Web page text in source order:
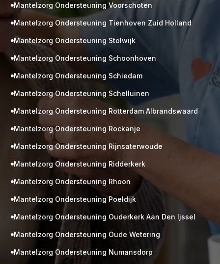
 Mantelzorg Ondersteuning Voorschoten
 Mantelzorg Ondersteuning Tienhoven Zuid Holland
 Mantelzorg Ondersteuning Stolwijk
 Mantelzorg Ondersteuning Schoonhoven
 Mantelzorg Ondersteuning Schiedam
 Mantelzorg Ondersteuning Schelluinen
 Mantelzorg Ondersteuning Rotterdam Albrandswaard
 Mantelzorg Ondersteuning Rockanje
 Mantelzorg Ondersteuning Rijnsaterwoude
 Mantelzorg Ondersteuning Ridderkerk
 Mantelzorg Ondersteuning Rhoon
 Mantelzorg Ondersteuning Poeldijk
 Mantelzorg Ondersteuning Ouderkerk Aan Den Ijssel
 Mantelzorg Ondersteuning Oude Wetering
 Mantelzorg Ondersteuning Numansdorp